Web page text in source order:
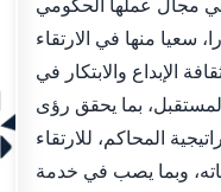
في مجال عملها الحكومي
والبالغ عددها 14 ابتكارا، سعيا منها في الارتقاء
الإبداع والابتكار في
بما يحقق رؤى
المحاكم، للارتقاء
وبما يصب في خدمة